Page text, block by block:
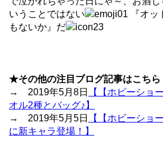
いうことではない
『オ
もないか』だ
★その他の注目ブログ記事はこちら
→ 2019年5月8日
【【ホビーショ
オル2種とバッグ♪】
→ 2019年5月5日
【【ホビーショ
に新キャラ登場！】